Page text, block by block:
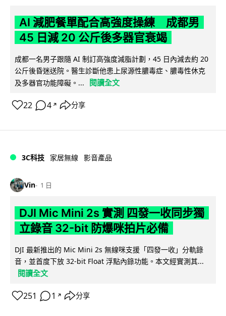
AI 減肥餐單配合高強度操練 成都男
45 日減 20 公斤後多器官衰竭
成都一名男子跟隨 AI 制訂高強度減脂計劃，45 日內減去約 20
公斤後昏迷送院。醫生診斷他患上尿源性膿毒症、膿毒性休克
及多器官功能障礙。...
閱讀全文
22 4 ↗ 分享
3C科技 家居無線 影音產品
Vin 1 日
DJI Mic Mini 2s 實測 四發一收同步獨
立錄音 32-bit 防爆咪拍片必備
DJI 最新推出的 Mic Mini 2s 無線咪支援「四發一收」分軌錄
音，並首度下放 32-bit Float 浮點內錄功能。本文經實測其...
閱讀全文
251 1 ↗ 分享